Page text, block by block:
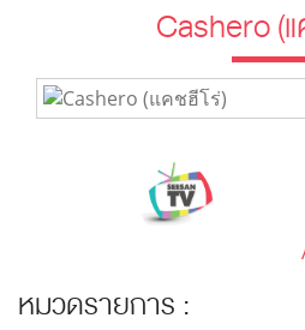
Cashero (
หมวดรายการ :